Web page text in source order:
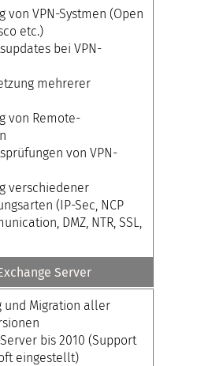
von VPN-Systmen (Open
etc.)
bei VPN-
mehrerer
von Remote-
von VPN-
verschiedener
(IP-Sec, NCP
DMZ, NTR, SSL,
Server
und Migration aller
bis 2010 (Support
eingestellt)